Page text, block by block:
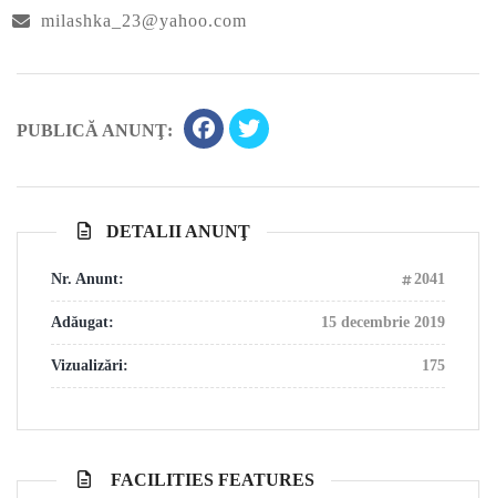
milashka_23@yahoo.com
PUBLICĂ ANUNŢ:
DETALII ANUNŢ
Nr. Anunt: 2041
Adăugat: 15 decembrie 2019
Vizualizări: 175
FACILITIES FEATURES